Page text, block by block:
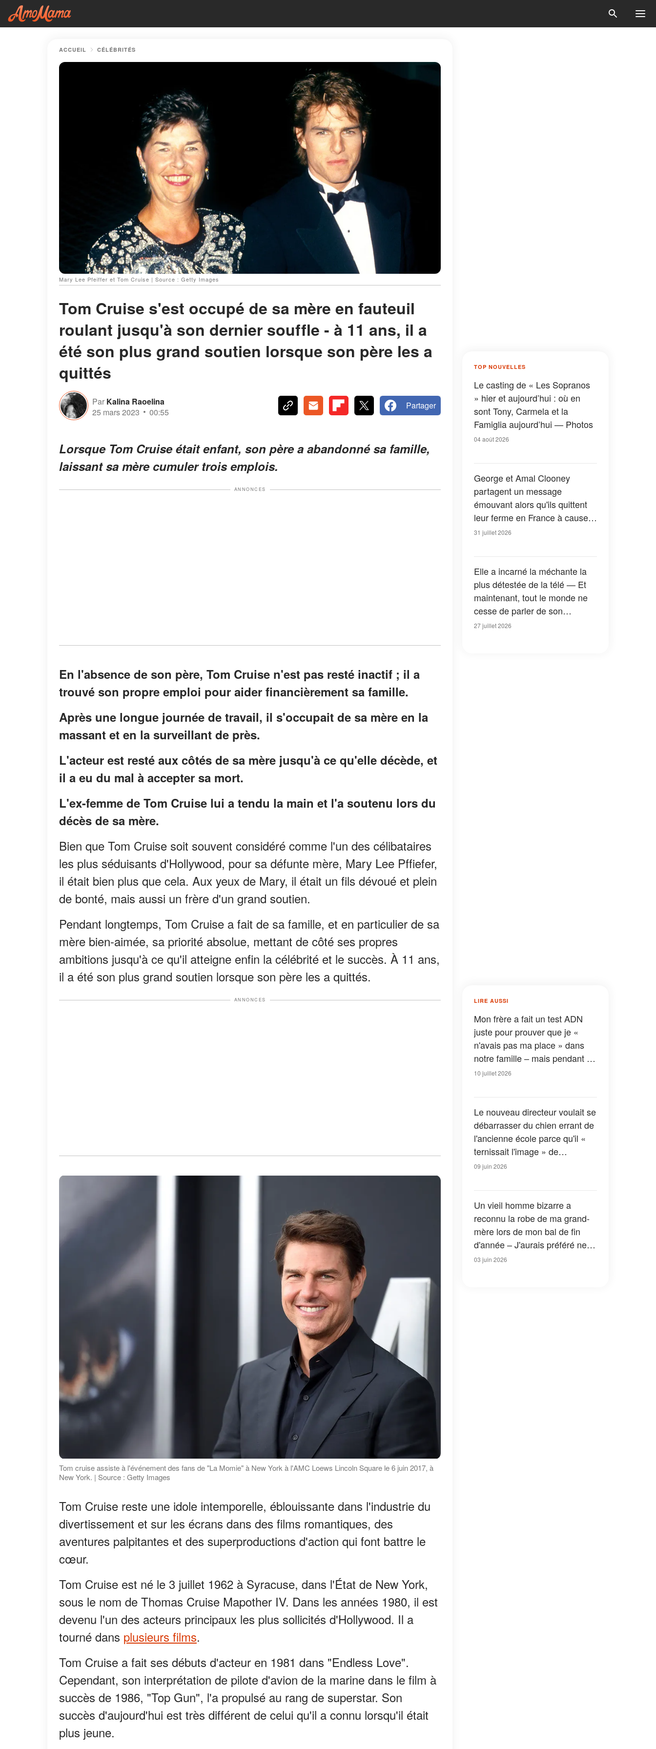
ACCUEIL CÉLÉBRITÉS
Mary Lee Pfeiffer et Tom Cruise | Source : Getty Images
Tom Cruise s'est occupé de sa mère en fauteuil
roulant jusqu'à son dernier souffle - à 11 ans, il a
été son plus grand soutien lorsque son père les a
quittés
Par Kalina Raoelina
25 mars 2023
00:55
Partager
Lorsque Tom Cruise était enfant, son père a abandonné sa famille,
laissant sa mère cumuler trois emplois.
ANNONCES
En l'absence de son père, Tom Cruise n'est pas resté inactif ; il a
trouvé son propre emploi pour aider financièrement sa famille.
Après une longue journée de travail, il s'occupait de sa mère en la
massant et en la surveillant de près.
L'acteur est resté aux côtés de sa mère jusqu'à ce qu'elle décède, et
il a eu du mal à accepter sa mort.
L'ex-femme de Tom Cruise lui a tendu la main et l'a soutenu lors du
décès de sa mère.
Bien que Tom Cruise soit souvent considéré comme l'un des célibataires
les plus séduisants d'Hollywood, pour sa défunte mère, Mary Lee Pffiefer,
il était bien plus que cela. Aux yeux de Mary, il était un fils dévoué et plein
de bonté, mais aussi un frère d'un grand soutien.
Pendant longtemps, Tom Cruise a fait de sa famille, et en particulier de sa
mère bien-aimée, sa priorité absolue, mettant de côté ses propres
ambitions jusqu'à ce qu'il atteigne enfin la célébrité et le succès. À 11 ans,
il a été son plus grand soutien lorsque son père les a quittés.
ANNONCES
Tom cruise assiste à l'événement des fans de "La Momie" à New York à l'AMC Loews Lincoln Square le 6 juin 2017, à
New York. | Source : Getty Images
Tom Cruise reste une idole intemporelle, éblouissante dans l'industrie du
divertissement et sur les écrans dans des films romantiques, des
aventures palpitantes et des superproductions d'action qui font battre le
cœur.
Tom Cruise est né le 3 juillet 1962 à Syracuse, dans l'État de New York,
sous le nom de Thomas Cruise Mapother IV. Dans les années 1980, il est
devenu l'un des acteurs principaux les plus sollicités d'Hollywood. Il a
tourné dans plusieurs films.
Tom Cruise a fait ses débuts d'acteur en 1981 dans "Endless Love".
Cependant, son interprétation de pilote d'avion de la marine dans le film à
succès de 1986, "Top Gun", l'a propulsé au rang de superstar. Son
succès d'aujourd'hui est très différent de celui qu'il a connu lorsqu'il était
plus jeune.
TOP NOUVELLES
Le casting de « Les Sopranos
» hier et aujourd’hui : où en
sont Tony, Carmela et la
Famiglia aujourd’hui — Photos
04 août 2026
George et Amal Clooney
partagent un message
émouvant alors qu'ils quittent
leur ferme en France à cause
des feux de forêt — Tous les
31 juillet 2026
Elle a incarné la méchante la
plus détestée de la télé — Et
maintenant, tout le monde ne
cesse de parler de son
apparition dans la nouvelle
27 juillet 2026
LIRE AUSSI
Mon frère a fait un test ADN
juste pour prouver que je «
n'avais pas ma place » dans
notre famille – mais pendant la
fête, il a pâli et a révélé par
10 juillet 2026
Le nouveau directeur voulait se
débarrasser du chien errant de
l'ancienne école parce qu'il «
ternissait l'image » de
l'établissement – Il était loin de
09 juin 2026
Un vieil homme bizarre a
reconnu la robe de ma grand-
mère lors de mon bal de fin
d'année – J'aurais préféré ne
jamais l'avoir emmené la voir
03 juin 2026